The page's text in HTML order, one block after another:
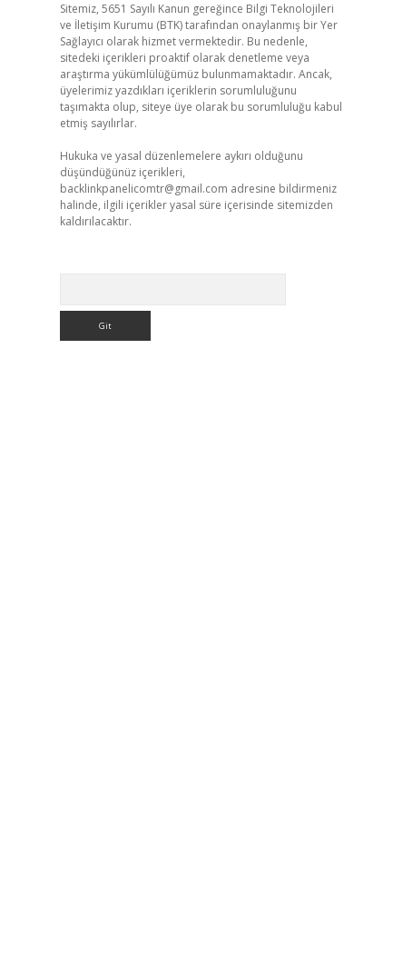
Sitemiz, 5651 Sayılı Kanun gereğince Bilgi Teknolojileri
ve İletişim Kurumu (BTK) tarafından onaylanmış bir Yer
Sağlayıcı olarak hizmet vermektedir. Bu nedenle,
sitedeki içerikleri proaktif olarak denetleme veya
araştırma yükümlülüğümüz bulunmamaktadır. Ancak,
üyelerimiz yazdıkları içeriklerin sorumluluğunu
taşımakta olup, siteye üye olarak bu sorumluluğu kabul
etmiş sayılırlar.
Hukuka ve yasal düzenlemelere aykırı olduğunu
düşündüğünüz içerikleri,
backlinkpanelicomtr@gmail.com adresine bildirmeniz
halinde, ilgili içerikler yasal süre içerisinde sitemizden
kaldırılacaktır.